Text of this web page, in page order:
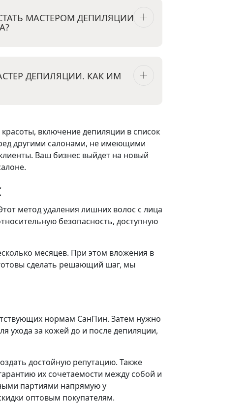
МАСТЕРОМ ДЕПИЛЯЦИИ
ДЕПИЛЯЦИИ. КАК ИМ
включение депиляции в список
другими салонами, не имеющими
Ваш бизнес выйдет на новый
метод удаления лишних волос с лица
безопасность, доступную
месяцев. При этом вложения в
сделать решающий шаг, мы
нормам СанПин. Затем нужно
ухода за кожей до и после депиляции,
достойную репутацию. Также
их сочетаемости между собой и
партиями напрямую у
оптовым покупателям.